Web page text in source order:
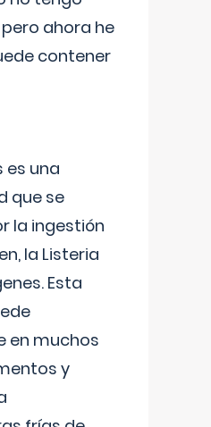
ahora he
contener
es una
que se
la ingestión
la Listeria
Esta
en muchos
y